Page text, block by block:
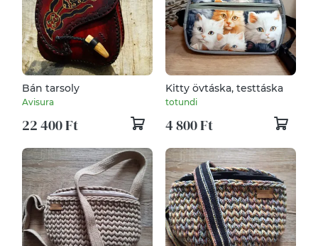
Bán tarsoly
Avisura
22 400 Ft
Kitty övtáska, testtáska
totundi
4 800 Ft